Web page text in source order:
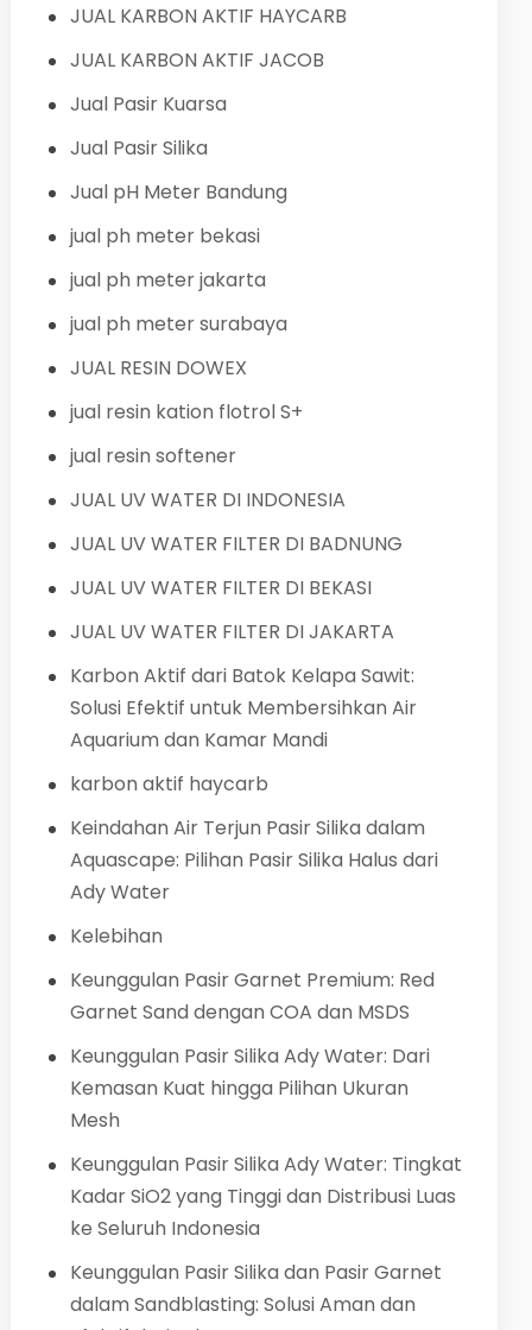
JUAL KARBON AKTIF HAYCARB
JUAL KARBON AKTIF JACOB
Jual Pasir Kuarsa
Jual Pasir Silika
Jual pH Meter Bandung
jual ph meter bekasi
jual ph meter jakarta
jual ph meter surabaya
JUAL RESIN DOWEX
jual resin kation flotrol S+
jual resin softener
JUAL UV WATER DI INDONESIA
JUAL UV WATER FILTER DI BADNUNG
JUAL UV WATER FILTER DI BEKASI
JUAL UV WATER FILTER DI JAKARTA
Karbon Aktif dari Batok Kelapa Sawit:
Solusi Efektif untuk Membersihkan Air
Aquarium dan Kamar Mandi
karbon aktif haycarb
Keindahan Air Terjun Pasir Silika dalam
Aquascape: Pilihan Pasir Silika Halus dari
Ady Water
Kelebihan
Keunggulan Pasir Garnet Premium: Red
Garnet Sand dengan COA dan MSDS
Keunggulan Pasir Silika Ady Water: Dari
Kemasan Kuat hingga Pilihan Ukuran
Mesh
Keunggulan Pasir Silika Ady Water: Tingkat
Kadar SiO2 yang Tinggi dan Distribusi Luas
ke Seluruh Indonesia
Keunggulan Pasir Silika dan Pasir Garnet
dalam Sandblasting: Solusi Aman dan